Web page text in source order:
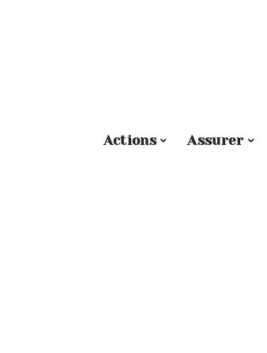
Actions Assurer